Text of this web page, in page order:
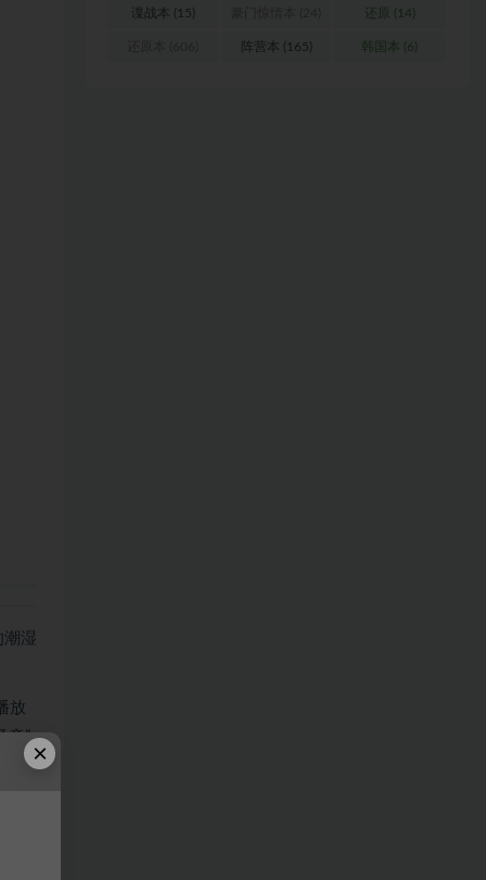
潮湿
放
童”
谍战本 (15) 还原 (14)
阵营本 (165) 韩国本 (6)
×